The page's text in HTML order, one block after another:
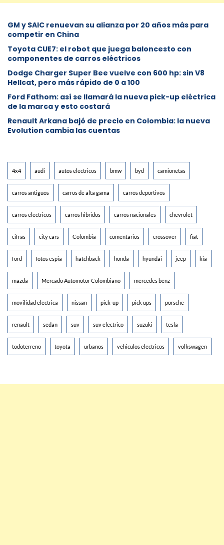
GM y SAIC renuevan su alianza por 20 años más para
competir en China
Toyota CUE7: el robot que juega baloncesto con
componentes de carros eléctricos
Dodge Charger Super Bee vuelve con 600 hp: sin V8
Hellcat, pero más rápido de 0 a 100
Ford Fathom: así se llamará la nueva pick-up eléctrica
de la marca y esto costará
Renault Arkana bajó de precio en Colombia: la nueva
Evolution cambia las cuentas
4x4 audi autos electricos bmw byd camionetas
carros antiguos carros de alta gama carros deportivos
carros electricos carros hibridos carros nacionales chevrolet
cifras city cars Colombia comentarios crossover fiat
ford fotos espia hatchback honda hyundai jeep kia
mazda Mercado Automotor Colombiano mercedes benz
movilidad electrica nissan pick-up pick ups porsche
renault sedan suv suv electrico suzuki tesla
todoterreno toyota urbanos vehiculos electricos volkswagen